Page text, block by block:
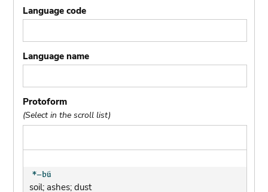
Language code
Language name
Protoform
(Select in the scroll list)
soil; ashes; dust